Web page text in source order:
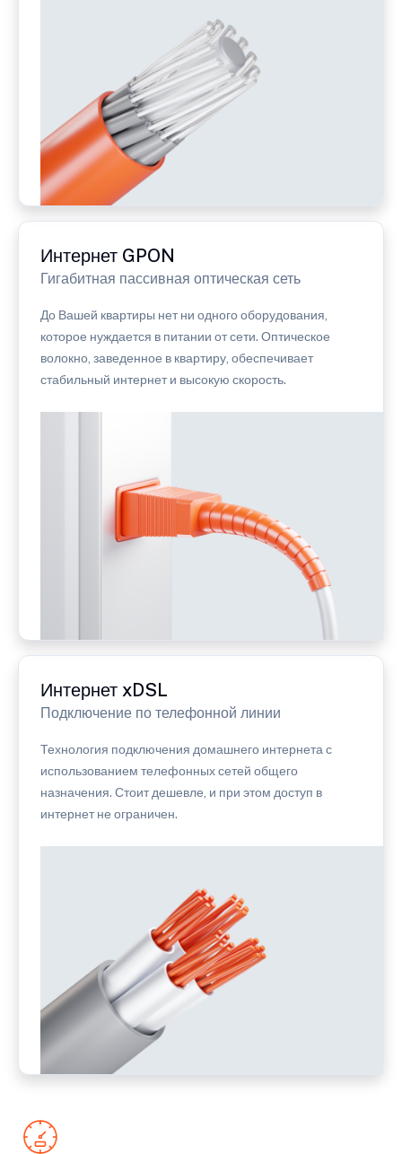
Интернет GPON
Гигабитная пассивная оптическая сеть
До Вашей квартиры нет ни одного оборудования,
которое нуждается в питании от сети. Оптическое
волокно, заведенное в квартиру, обеспечивает
стабильный интернет и высокую скорость.
Интернет xDSL
Подключение по телефонной линии
Технология подключения домашнего интернета с
использованием телефонных сетей общего
назначения. Стоит дешевле, и при этом доступ в
интернет не ограничен.